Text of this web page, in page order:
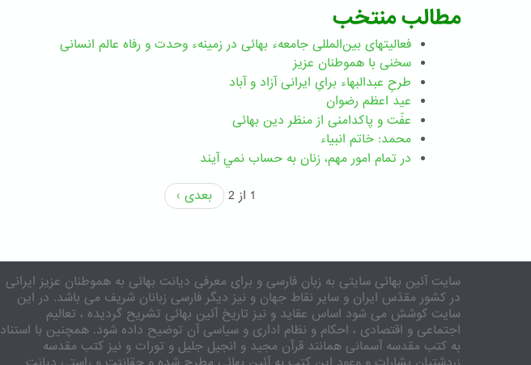
مطالب منتخب
فعالیتهای بین‌المللی جامعهء بهائی در زمینهء وحدت و رفاه عالم انسانی
سخنی با هموطنان عزیز
طرحِ عبدالبهاء برایِ ایرانی آزاد و آباد
عید اعظم رضوان
عفّت و پاکدامنی از منظر دین بهائی
محمد: خاتم انبیاء
در تمام امور مهم،‌ زنان به حساب نمي آيند
1 از 2
بعدی ›
سایت آئین بهائی سایتی به زبان فارسی و برای معرفی دیانت بهائی به هموطنان عزیز ایرانی
در کشور مقدّس ایران و سایر نقاط جهان و نیز دیگر فارسی زبانان شریف می باشد. در این
سایت کوشش می شود اساس عقاید و نیز تاریخ آئین بهائی تشریح گردیده ، تعالیم
اجتماعی و اقتصادی ، احکام و نظام اداری و سیاسی آن توضیح داده شود. همچنین با استناد
به کتب مقدسه آسمانی همانند قرآن مجید و انجیل جلیل و تورات و نیز کتب مقدسه